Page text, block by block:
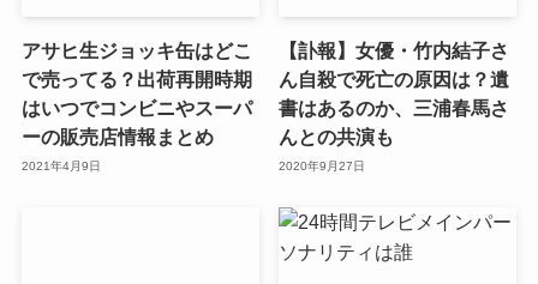
アサヒ生ジョッキ缶はどこ
で売ってる？出荷再開時期
はいつでコンビニやスーパ
ーの販売店情報まとめ
2021年4月9日
【訃報】女優・竹内結子さ
ん自殺で死亡の原因は？遺
書はあるのか、三浦春馬さ
んとの共演も
2020年9月27日